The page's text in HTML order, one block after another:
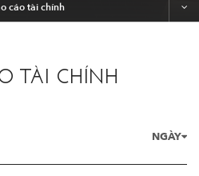
cáo tài chính
TÀI CHÍNH
NGÀY